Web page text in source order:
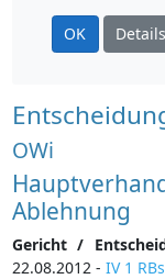
OK
OWi
Ablehnung
Gericht /
22.08.2012 - IV 1